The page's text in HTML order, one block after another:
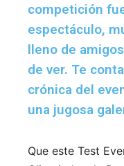
competición
espectáculo,
lleno de
de ver. Te
crónica del
una jugosa
Que este Test